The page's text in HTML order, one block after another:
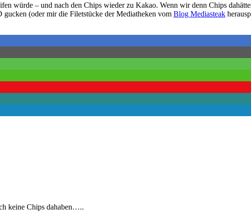
würde ‒ und nach den Chips wieder zu Kakao. Wenn wir denn Chips
(oder mir die Filetstücke der Mediatheken vom Blog Mediasteak
keine Chips dahaben…..